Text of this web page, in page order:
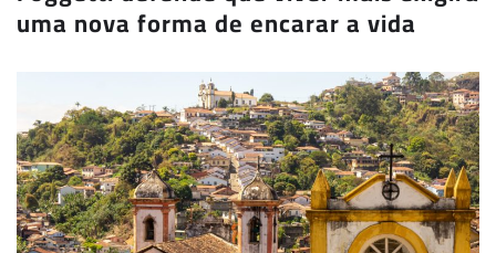
uma nova forma de encarar a vida